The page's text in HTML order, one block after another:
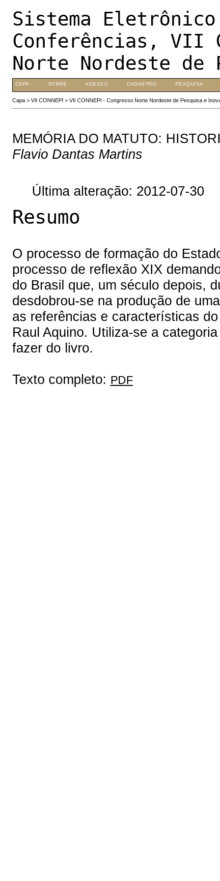
Sistema
Conferências, VII
Norte Nordeste de
CAPA SOBRE ACESSO CADASTRO PESQUISA
Capa> VII CONNEPI > VII CONNEPI - Congresso Norte Nordeste de Pesquisa e
MEMÓRIA DO MATUTO:
Flavio Dantas Martins
Última alteração: 2012-07-30
Resumo
O processo de formação do
processo de reflexão XIX
do Brasil que, um século depois,
desdobrou-se na produção de
as referências e características
Raul Aquino. Utiliza-se a
fazer do livro.
Texto completo: PDF